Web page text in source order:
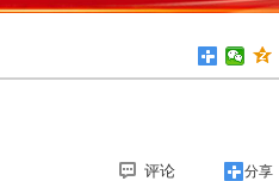
评论 分享